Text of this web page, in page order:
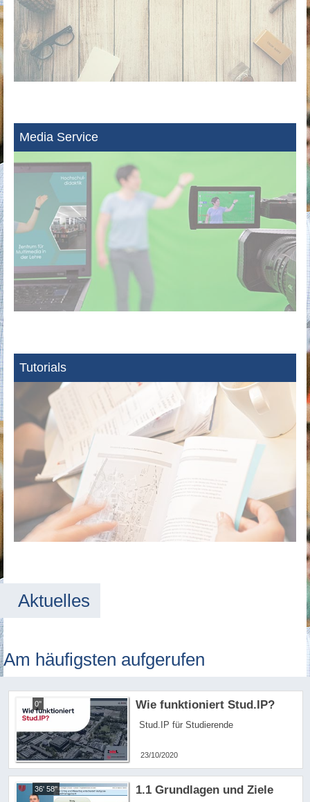
Media Service
Tutorials
Aktuelles
Am häufigsten aufgerufen
0'' Wie funktioniert Stud.IP?
Stud.IP für Studierende
23/10/2020
36' 58'' 1.1 Grundlagen und Ziele